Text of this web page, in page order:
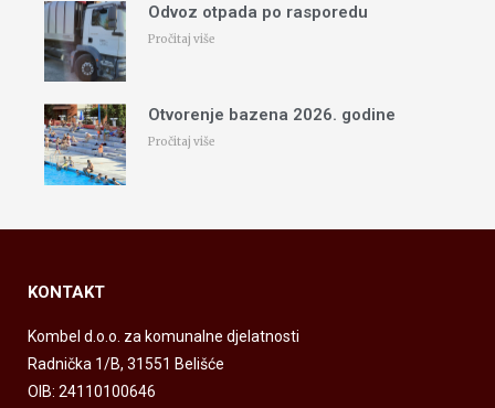
Odvoz otpada po rasporedu
Pročitaj više
Otvorenje bazena 2026. godine
Pročitaj više
KONTAKT
Kombel d.o.o. za komunalne djelatnosti
Radnička 1/B, 31551 Belišće
OIB: 24110100646